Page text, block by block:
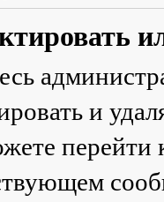
и
перейти